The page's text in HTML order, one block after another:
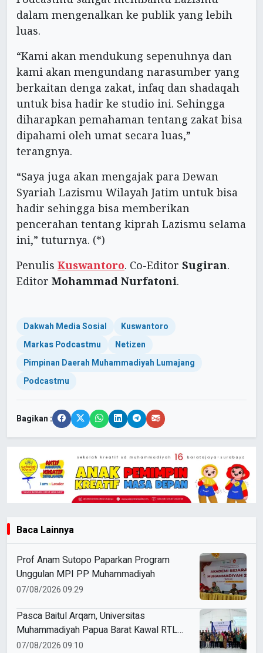
dalam mengenalkan ke publik yang lebih
luas.
“Kami akan mendukung sepenuhnya dan
kami akan mengundang narasumber yang
berkaitan denga zakat, infaq dan shadaqah
untuk bisa hadir ke studio ini. Sehingga
diharapkan pemahaman tentang zakat bisa
dipahami oleh umat secara luas,”
terangnya.
“Saya juga akan mengajak para Dewan
Syariah Lazismu Wilayah Jatim untuk bisa
hadir sehingga bisa memberikan
pencerahan tentang kiprah Lazismu selama
ini,” tuturnya. (*)
Penulis Kuswantoro. Co-Editor Sugiran.
Editor Mohammad Nurfatoni.
Dakwah Media Sosial
Kuswantoro
Markas Podcastmu
Netizen
Pimpinan Daerah Muhammadiyah Lumajang
Podcastmu
Bagikan :
Baca Lainnya
Prof Anam Sutopo Paparkan Program
Unggulan MPI PP Muhammadiyah
07/08/2026 09:29
Pasca Baitul Arqam, Universitas
Muhammadiyah Papua Barat Kawal RTL
Peserta Selama Enam Bulan
07/08/2026 09:10